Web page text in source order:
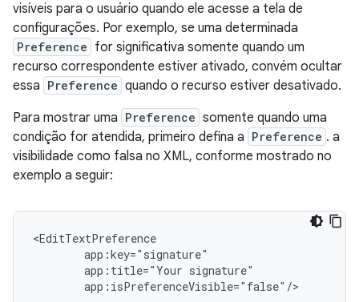
visíveis para o usuário quando ele acesse a tela de
configurações. Por exemplo, se uma determinada
Preference for significativa somente quando um
recurso correspondente estiver ativado, convém ocultar
essa Preference quando o recurso estiver desativado.
Para mostrar uma Preference somente quando uma
condição for atendida, primeiro defina a Preference . a
visibilidade como falsa no XML, conforme mostrado no
exemplo a seguir:
app:title="Your
app:isPreferenceVisible="false"/>